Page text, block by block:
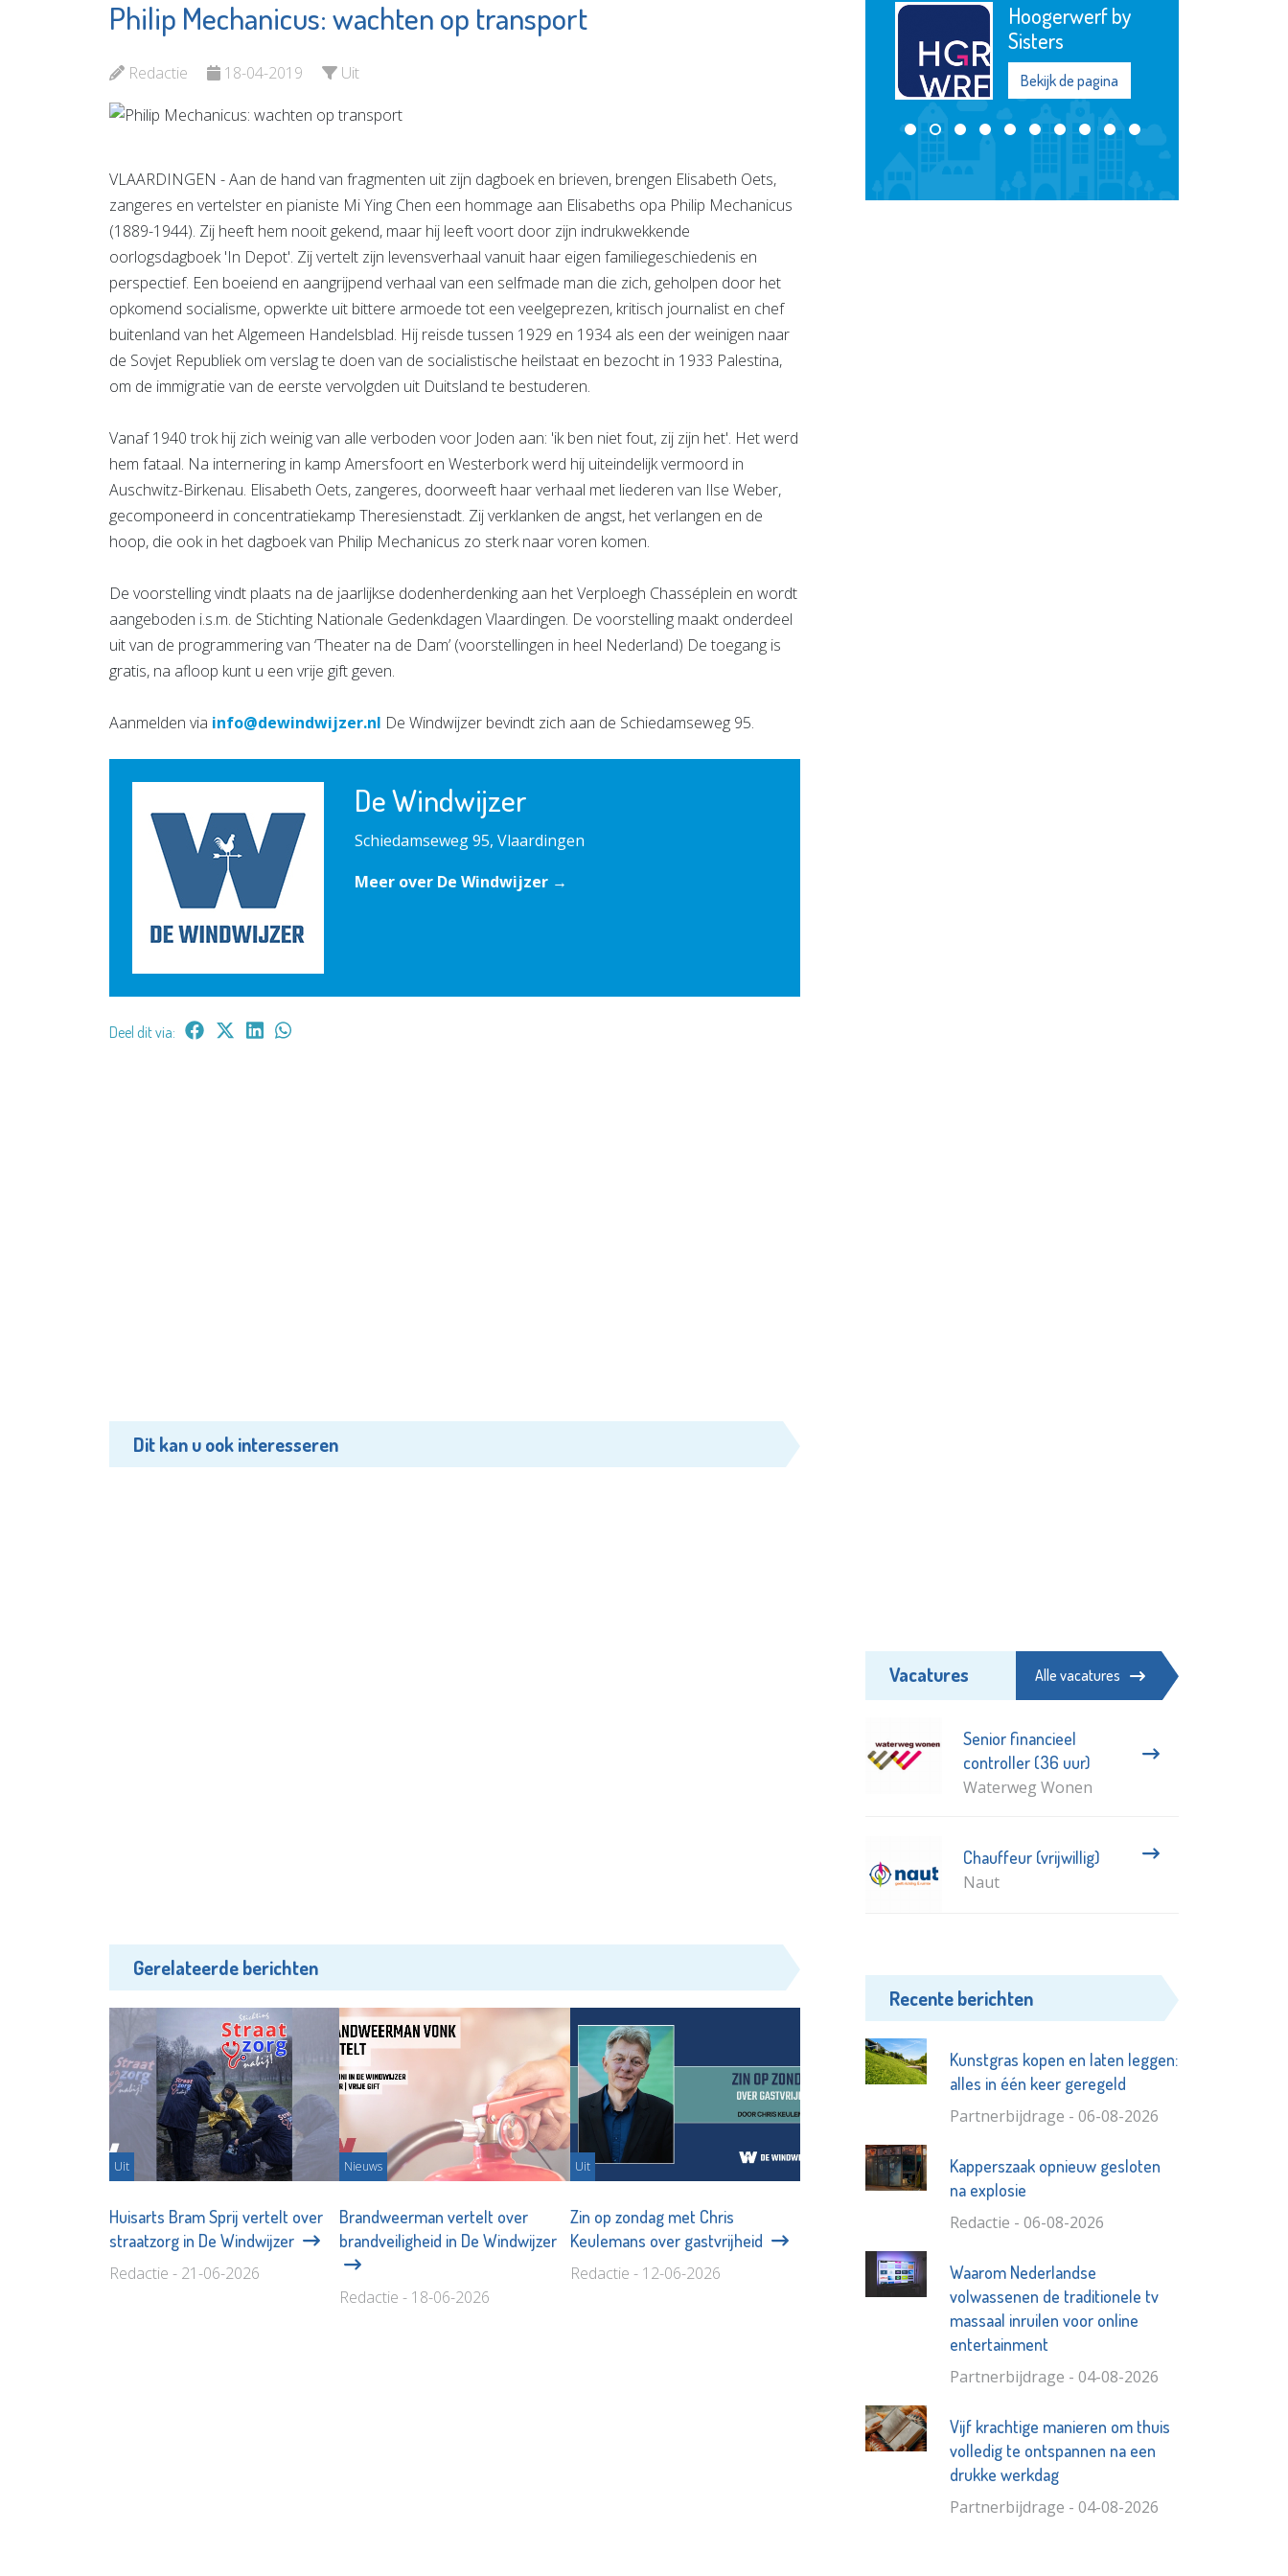
Philip Mechanicus: wachten op transport
Redactie 18-04-2019 Uit
VLAARDINGEN - Aan de hand van fragmenten uit zijn dagboek en brieven, brengen Elisabeth Oets,
zangeres en vertelster en pianiste Mi Ying Chen een hommage aan Elisabeths opa Philip Mechanicus
(1889-1944). Zij heeft hem nooit gekend, maar hij leeft voort door zijn indrukwekkende
oorlogsdagboek 'In Depot'. Zij vertelt zijn levensverhaal vanuit haar eigen familiegeschiedenis en
perspectief. Een boeiend en aangrijpend verhaal van een selfmade man die zich, geholpen door het
opkomend socialisme, opwerkte uit bittere armoede tot een veelgeprezen, kritisch journalist en chef
buitenland van het Algemeen Handelsblad. Hij reisde tussen 1929 en 1934 als een der weinigen naar
de Sovjet Republiek om verslag te doen van de socialistische heilstaat en bezocht in 1933 Palestina,
om de immigratie van de eerste vervolgden uit Duitsland te bestuderen.
Vanaf 1940 trok hij zich weinig van alle verboden voor Joden aan: 'ik ben niet fout, zij zijn het'. Het werd
hem fataal. Na internering in kamp Amersfoort en Westerbork werd hij uiteindelijk vermoord in
Auschwitz-Birkenau. Elisabeth Oets, zangeres, doorweeft haar verhaal met liederen van Ilse Weber,
gecomponeerd in concentratiekamp Theresienstadt. Zij verklanken de angst, het verlangen en de
hoop, die ook in het dagboek van Philip Mechanicus zo sterk naar voren komen.
De voorstelling vindt plaats na de jaarlijkse dodenherdenking aan het Verploegh Chasséplein en wordt
aangeboden i.s.m. de Stichting Nationale Gedenkdagen Vlaardingen. De voorstelling maakt onderdeel
uit van de programmering van ‘Theater na de Dam’ (voorstellingen in heel Nederland) De toegang is
gratis, na afloop kunt u een vrije gift geven.
Aanmelden via info@dewindwijzer.nl De Windwijzer bevindt zich aan de Schiedamseweg 95.
De Windwijzer
Schiedamseweg 95, Vlaardingen
Meer over De Windwijzer →
Deel dit via:
Dit kan u ook interesseren
Gerelateerde berichten
Uit
Huisarts Bram Sprij vertelt over
straatzorg in De Windwijzer
Redactie - 21-06-2026
Nieuws
Brandweerman vertelt over
brandveiligheid in De Windwijzer
Redactie - 18-06-2026
Uit
Zin op zondag met Chris
Keulemans over gastvrijheid
Redactie - 12-06-2026
UN1EK Onderwijs
Bekijk de pagina
The MindOffice
Hoogerwerf by
Sisters
Bekijk de pagina
Vacatures Alle vacatures
Senior financieel
controller (36 uur)
Waterweg Wonen
Chauffeur (vrijwillig)
Naut
Recente berichten
Kunstgras kopen en laten leggen:
alles in één keer geregeld
Partnerbijdrage - 06-08-2026
Kapperszaak opnieuw gesloten
na explosie
Redactie - 06-08-2026
Waarom Nederlandse
volwassenen de traditionele tv
massaal inruilen voor online
entertainment
Partnerbijdrage - 04-08-2026
Vijf krachtige manieren om thuis
volledig te ontspannen na een
drukke werkdag
Partnerbijdrage - 04-08-2026